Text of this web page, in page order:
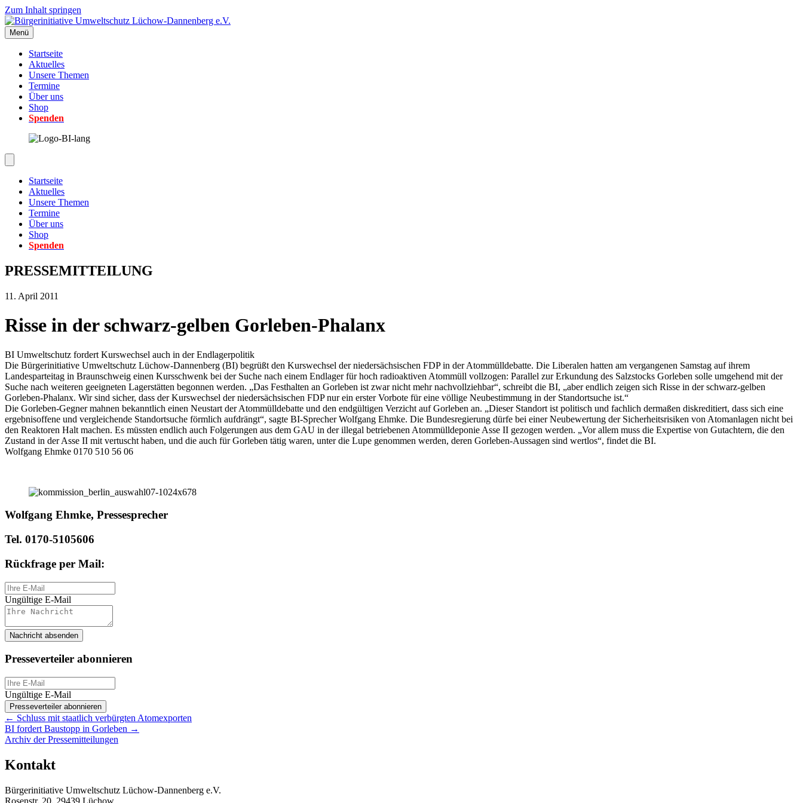
Zum Inhalt springen
Menü
Startseite
Aktuelles
Unsere Themen
Termine
Über uns
Shop
Spenden
Startseite
Aktuelles
Unsere Themen
Termine
Über uns
Shop
Spenden
PRESSEMITTEILUNG
11. April 2011
Risse in der schwarz-gelben Gorleben-Phalanx
BI Umweltschutz fordert Kurswechsel auch in der Endlagerpolitik
Die Bürgerinitiative Umweltschutz Lüchow-Dannenberg (BI) begrüßt den Kurswechsel der niedersächsischen FDP in der Atommülldebatte. Die Liberalen hatten am vergangenen Samstag auf ihrem
Landesparteitag in Braunschweig einen Kursschwenk bei der Suche nach einem Endlager für hoch radioaktiven Atommüll vollzogen: Parallel zur Erkundung des Salzstocks Gorleben solle umgehend mit der
Suche nach weiteren geeigneten Lagerstätten begonnen werden. „Das Festhalten an Gorleben ist zwar nicht mehr nachvollziehbar“, schreibt die BI, „aber endlich zeigen sich Risse in der schwarz-gelben
Gorleben-Phalanx. Wir sind sicher, dass der Kurswechsel der niedersächsischen FDP nur ein erster Vorbote für eine völlige Neubestimmung in der Standortsuche ist.“
Die Gorleben-Gegner mahnen bekanntlich einen Neustart der Atommülldebatte und den endgültigen Verzicht auf Gorleben an. „Dieser Standort ist politisch und fachlich dermaßen diskreditiert, dass sich eine
ergebnisoffene und vergleichende Standortsuche förmlich aufdrängt“, sagte BI-Sprecher Wolfgang Ehmke. Die Bundesregierung dürfe bei einer Neubewertung der Sicherheitsrisiken von Atomanlagen nicht bei
den Reaktoren Halt machen. Es müssten endlich auch Folgerungen aus dem GAU in der illegal betriebenen Atommülldeponie Asse II gezogen werden. „Vor allem muss die Expertise von Gutachtern, die den
Zustand in der Asse II mit vertuscht haben, und die auch für Gorleben tätig waren, unter die Lupe genommen werden, deren Gorleben-Aussagen sind wertlos“, findet die BI.
Wolfgang Ehmke 0170 510 56 06
Wolfgang Ehmke, Pressesprecher
Tel. 0170-5105606
Rückfrage per Mail:
Ungültige E-Mail
Nachricht absenden
Presseverteiler abonnieren
Ungültige E-Mail
Presseverteiler abonnieren
Posts
navigation
← Schluss mit staatlich verbürgten Atomexporten
BI fordert Baustopp in Gorleben →
Archiv der Pressemitteilungen
Kontakt
Bürgerinitiative Umweltschutz Lüchow-Dannenberg e.V.
Rosenstr. 20, 29439 Lüchow